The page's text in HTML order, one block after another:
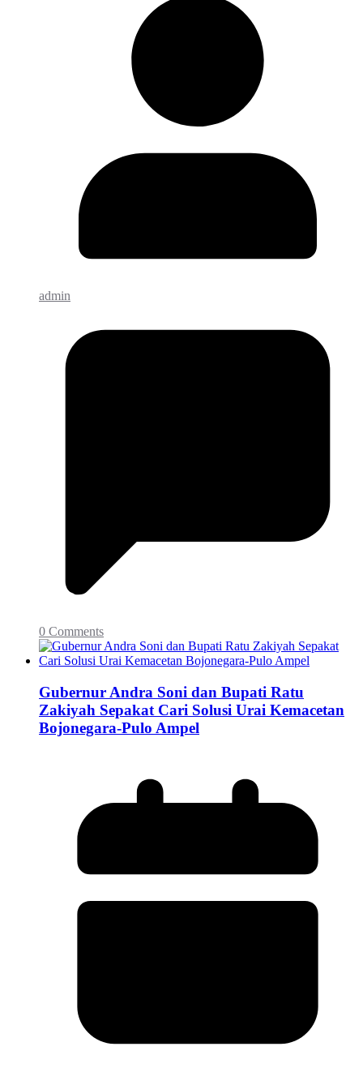
admin
0 Comments
Gubernur Andra Soni dan Bupati Ratu
Zakiyah Sepakat Cari Solusi Urai Kemacetan
Bojonegara-Pulo Ampel